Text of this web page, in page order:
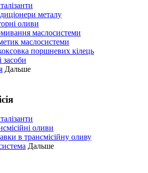
металу
оливи
маслосистеми
маслосистеми
поршневих кілець
засоби
Дальше
оливи
в трансмісійну оливу
Дальше